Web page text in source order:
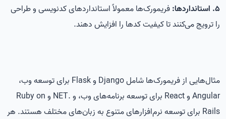
5. استانداردها:
فریمورک‌ها معمولاً استانداردهای کدنویسی و طراحی
را ترویج می‌کنند تا کیفیت کدها را افزایش دهند.
مثال‌هایی از فریمورک‌ها شامل Django و Flask برای توسعه وب،
Angular و React برای توسعه برنامه‌های وب، و .NET و Ruby on
Rails برای توسعه نرم‌افزارهای متنوع به زبان‌های مختلف هستند. هر